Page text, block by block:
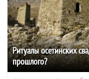
Ритуалы осетинских
прошлого?